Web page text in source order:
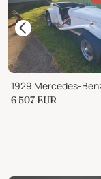
6 507 EUR